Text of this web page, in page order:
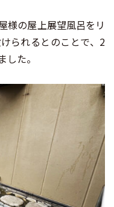
様の屋上展望風呂をリ
られるとのことで、2
た。